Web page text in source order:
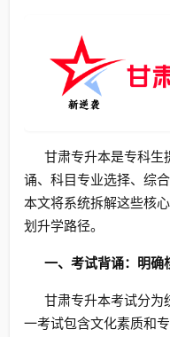
甘肃专升本是专科生
诵、科目专业选择、综
本文将系统拆解这些核
划升学路径。
一、考试背诵：明确
甘肃专升本考试分为
一考试包含文化素质和